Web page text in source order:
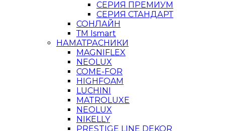
СЕРИЯ ПРЕМИУМ
СЕРИЯ СТАНДАРТ
СОНЛАЙН
ТМ Ismart
НАМАТРАСНИКИ
MAGNIFLEX
NEOLUX
COME-FOR
HIGHFOAM
LUCHINI
MATROLUXE
NEOLUX
NIKELLY
PRESTIGE LINE DEKOR